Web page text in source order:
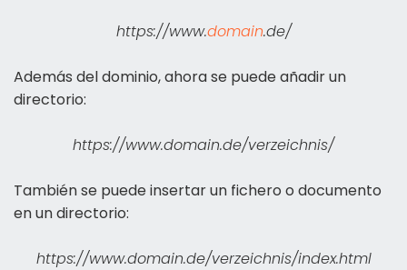
https://www.domain.de/
Además del dominio, ahora se puede añadir un
directorio:
https://www.domain.de/verzeichnis/
También se puede insertar un fichero o documento
en un directorio:
https://www.domain.de/verzeichnis/index.html